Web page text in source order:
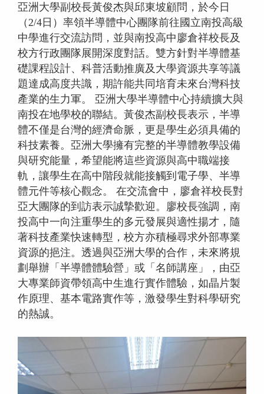
亞洲大學副校長黃俊杰與邱東坡顧問，於今日
（2/4日）率領半導體中心團隊前往國立南投高級
中學進行交流訪問，並與南投高中廖倉祥校長及
校方行政團隊展開深度對話。雙方針對半導體基
礎課程設計、科普活動推廣及大學資源共享等議
題達成高度共識，期許能共同培育未來台灣科技
產業的生力軍。 亞洲大學半導體中心持續擴大與
南投在地學校的聯結。黃俊杰副校長表示，半導
體不僅是台灣的經濟命脈，更是學生必須具備的
科技素養。亞洲大學擁有完整的半導體教學設備
與研究能量，希望能將這些資源與高中職端接
軌，讓學生在高中階段就能接觸到電子學、半導
體元件等核心觀念。 在交流會中，廖倉祥校長對
亞大團隊的到訪表示誠摯歡迎。廖校長強調，南
投高中一向注重學生的多元發展與適性揚才，隨
著科技產業快速轉型，校方亦積極尋求外部專業
資源的挹注。透過與亞洲大學的合作，未來將規
劃舉辦「半導體體驗營」或「名師講座」，由亞
大專業師資帶領高中生進行實作體驗，如晶片製
作原理、基本電路實作等，激發學生對科學研究
的熱誠。